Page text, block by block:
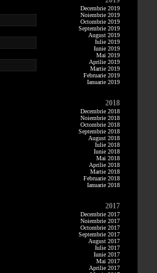
Decembrie 2019
Noiembrie 2019
Octombrie 2019
Septembrie 2019
August 2019
Iulie 2019
Iunie 2019
Mai 2019
Aprilie 2019
Martie 2019
Februarie 2019
Ianuarie 2019
2018
Decembrie 2018
Noiembrie 2018
Octombrie 2018
Septembrie 2018
August 2018
Iulie 2018
Iunie 2018
Mai 2018
Aprilie 2018
Martie 2018
Februarie 2018
Ianuarie 2018
2017
Decembrie 2017
Noiembrie 2017
Octombrie 2017
Septembrie 2017
August 2017
Iulie 2017
Iunie 2017
Mai 2017
Aprilie 2017